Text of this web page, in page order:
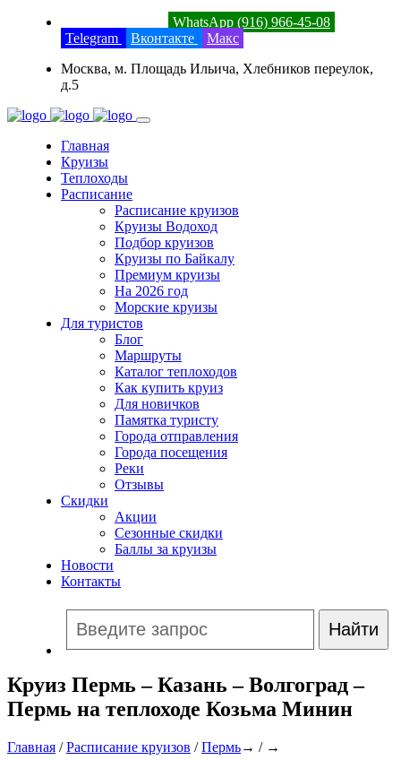
WhatsApp (916) 966-45-08
Telegram
Вконтакте
Макс
Москва, м. Площадь Ильича, Хлебников переулок,
д.5
Главная
Круизы
Теплоходы
Расписание
Расписание круизов
Круизы Водоход
Подбор круизов
Круизы по Байкалу
Премиум круизы
На 2026 год
Морские круизы
Для туристов
Блог
Маршруты
Каталог теплоходов
Как купить круиз
Для новичков
Памятка туристу
Города отправления
Города посещения
Реки
Отзывы
Скидки
Акции
Сезонные скидки
Баллы за круизы
Новости
Контакты
Круиз Пермь – Казань – Волгоград –
Пермь на теплоходе Козьма Минин
Главная /Расписание круизов /Пермь→ / →